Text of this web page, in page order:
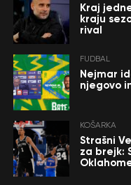
Kraj
kraju
rival
FUDBAL
Nejmar
njegovo
KOŠARKA
Strašni
za brejk: